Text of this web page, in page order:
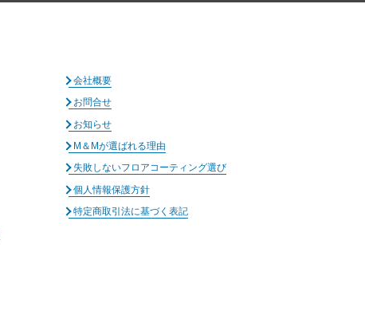
会社概要
お問合せ
お知らせ
M＆Mが選ばれる理由
失敗しないフロアコーティング選び
個人情報保護方針
特定商取引法に基づく表記